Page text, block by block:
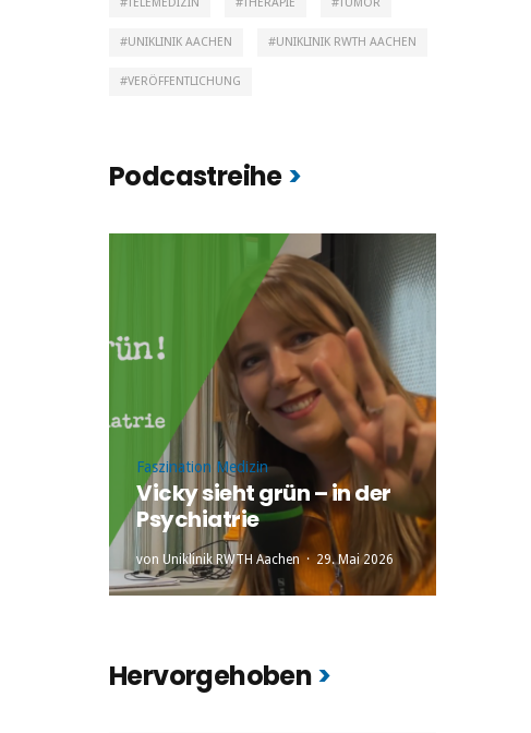
UNIKLINIK AACHEN UNIKLINIK RWTH AACHEN
VERÖFFENTLICHUNG
Podcastreihe
Faszination Medizin
Vicky sieht grün – in der
Psychiatrie
von Uniklinik RWTH Aachen 29. Mai 2026
Hervorgehoben